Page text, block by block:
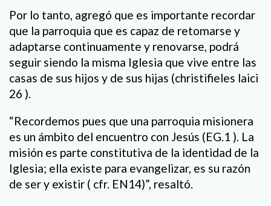
Por lo tanto, agregó que es importante recordar
que la parroquia que es capaz de retomarse y
adaptarse continuamente y renovarse, podrá
seguir siendo la misma Iglesia que vive entre las
casas de sus hijos y de sus hijas (christifieles laici
26 ).
“Recordemos pues que una parroquia misionera
es un ámbito del encuentro con Jesús (EG.1 ). La
misión es parte constitutiva de la identidad de la
Iglesia; ella existe para evangelizar, es su razón
de ser y existir ( cfr. EN14)”, resaltó.